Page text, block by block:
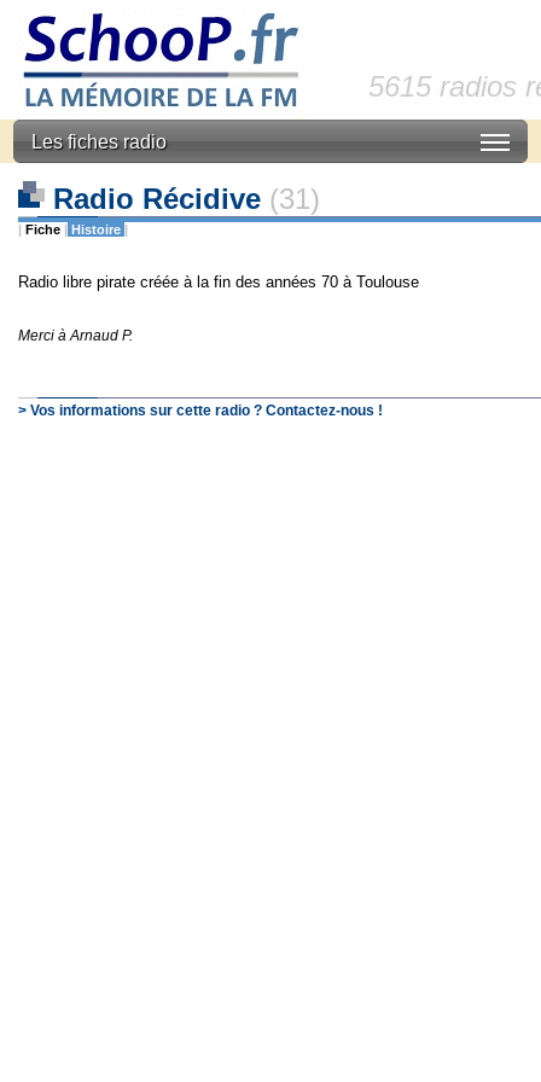
5615 radios
Les fiches radio
Radio Récidive (31)
| Fiche | Histoire |
Radio libre pirate créée à la fin des années 70 à Toulouse
Merci à Arnaud P.
> Vos informations sur cette radio ? Contactez-nous !